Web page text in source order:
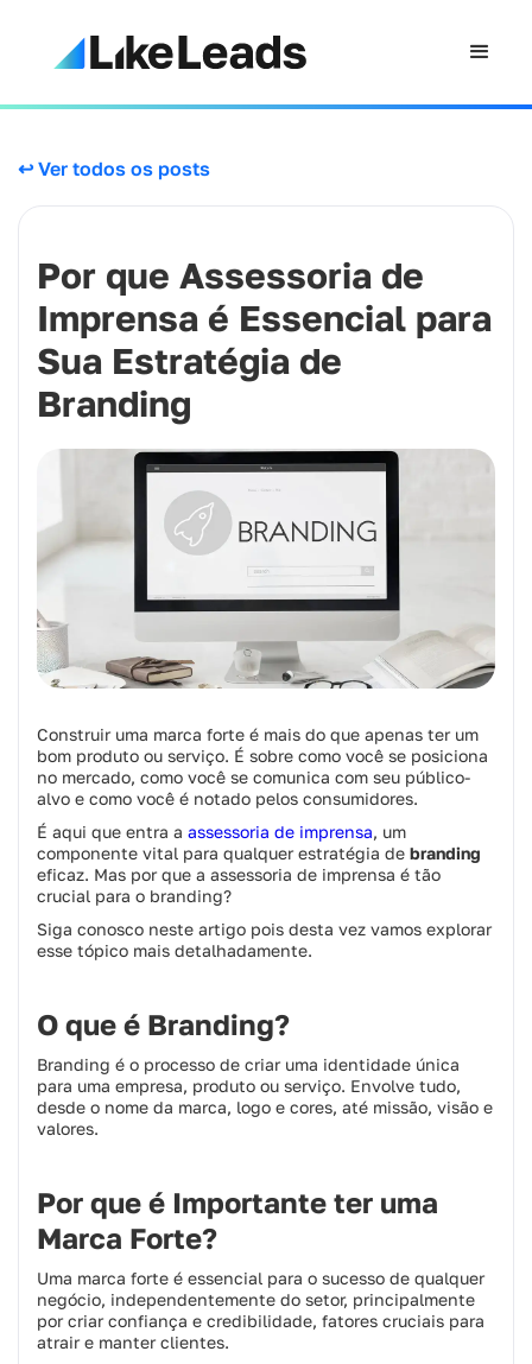
↩ Ver todos os posts
Por que Assessoria de
Imprensa é Essencial para
Sua Estratégia de
Branding
Construir uma marca forte é mais do que apenas ter um
bom produto ou serviço. É sobre como você se posiciona
no mercado, como você se comunica com seu público-
alvo e como você é notado pelos consumidores.
É aqui que entra a assessoria de imprensa, um
componente vital para qualquer estratégia de branding
eficaz. Mas por que a assessoria de imprensa é tão
crucial para o branding?
Siga conosco neste artigo pois desta vez vamos explorar
esse tópico mais detalhadamente.
O que é Branding?
Branding é o processo de criar uma identidade única
para uma empresa, produto ou serviço. Envolve tudo,
desde o nome da marca, logo e cores, até missão, visão e
valores.
Por que é Importante ter uma
Marca Forte?
Uma marca forte é essencial para o sucesso de qualquer
negócio, independentemente do setor, principalmente
por criar confiança e credibilidade, fatores cruciais para
atrair e manter clientes.